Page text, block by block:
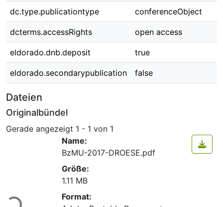
dc.type.publicationtype conferenceObject
dcterms.accessRights open access
eldorado.dnb.deposit true
eldorado.secondarypublication false
Dateien
Originalbündel
Gerade angezeigt 1 - 1 von 1
Lade...
Name:
BzMU-2017-DROESE.pdf
Größe:
1.11 MB
Format: